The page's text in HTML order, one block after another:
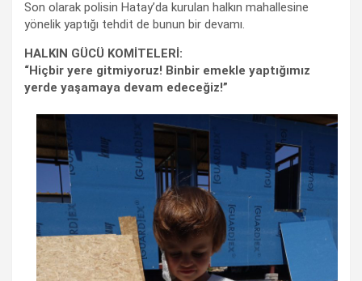
Son olarak polisin Hatay’da kurulan halkın mahallesine
yönelik yaptığı tehdit de bunun bir devamı.
HALKIN GÜCÜ KOMİTELERİ:
“Hiçbir yere gitmiyoruz! Binbir emekle yaptığımız
yerde yaşamaya devam edeceğiz!”